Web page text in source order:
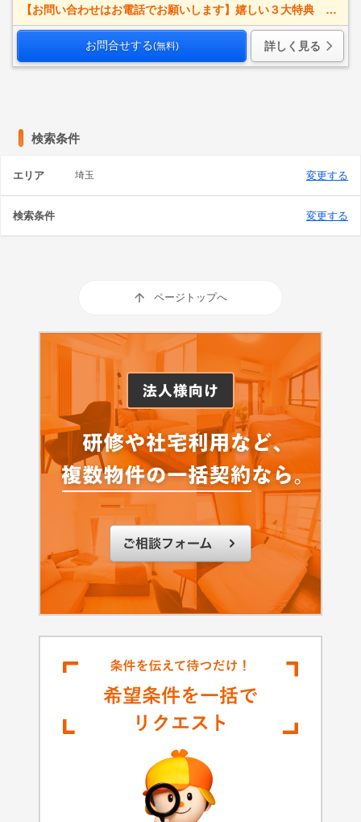
【お問い合わせはお電話でお願いします】嬉しい３大特典 賃料大幅値下げ！ 寝具一式＆ベッドメイキング無料＋α
お問合せする(無料) 詳しく見る
検索条件
エリア 埼玉 変更する
検索条件 変更する
ページトップへ